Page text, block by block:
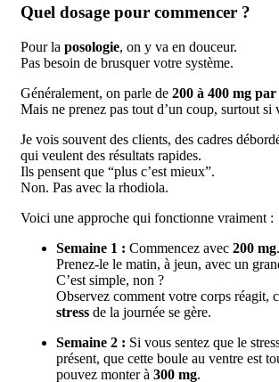
Quel dosage pour commencer ?
Pour la posologie, on y va en douceur.
Pas besoin de brusquer votre système.
Généralement, on parle de 200 à 400 mg
Mais ne prenez pas tout d’un coup, surtout si
Je vois souvent des clients, des cadres
qui veulent des résultats rapides.
Ils pensent que “plus c’est mieux”.
Non. Pas avec la rhodiola.
Voici une approche qui fonctionne vraiment :
Semaine 1 : Commencez avec 200 mg.
Prenez-le le matin, à jeun, avec un
C’est simple, non ?
Observez comment votre corps réagit,
stress de la journée se gère.
Semaine 2 : Si vous sentez que le
présent, que cette boule au ventre est
pouvez monter à 300 mg.